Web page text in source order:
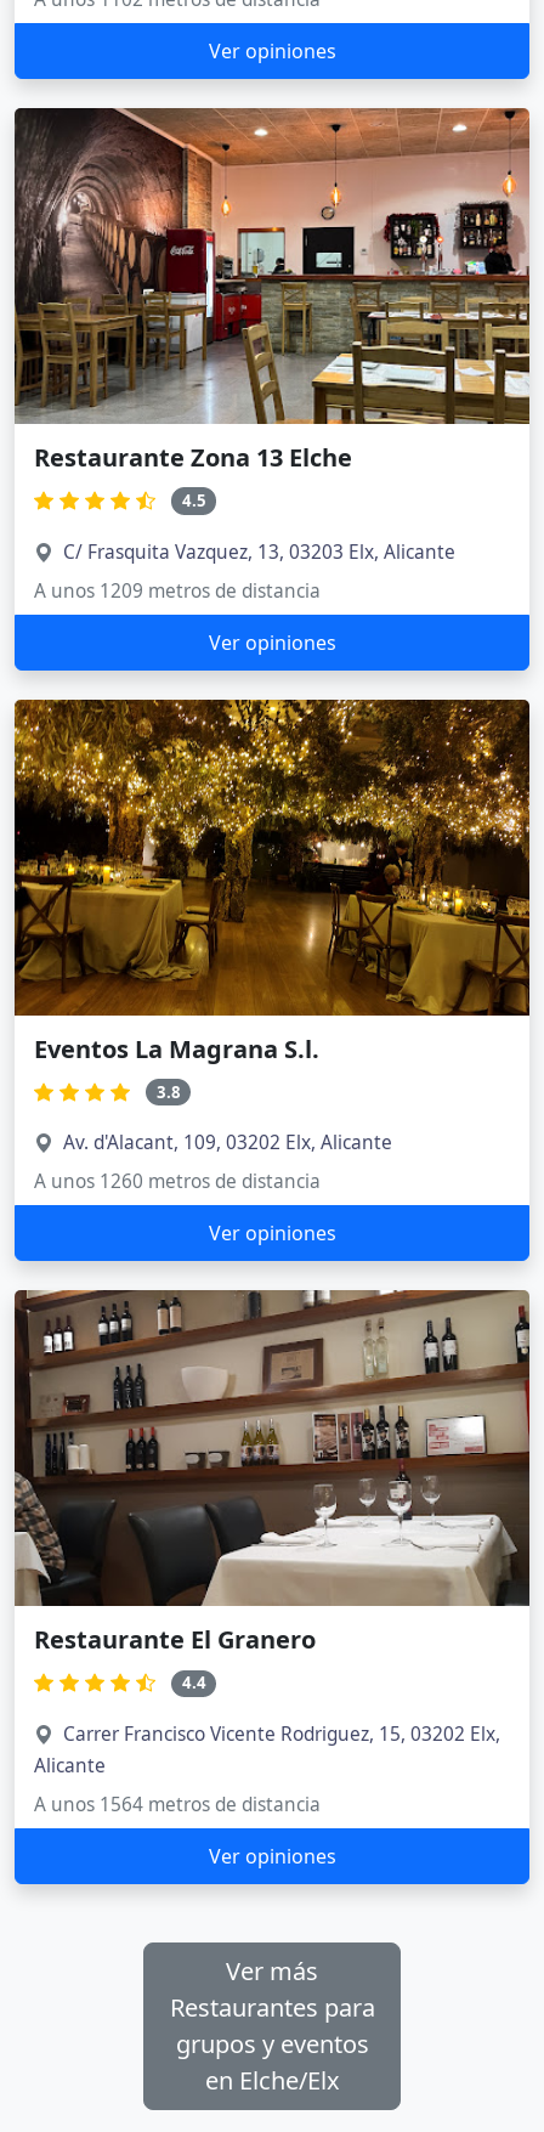
Ver opiniones
Restaurante Zona 13 Elche
4.5
C/ Frasquita Vazquez, 13, 03203 Elx, Alicante
A unos 1209 metros de distancia
Ver opiniones
Eventos La Magrana S.l.
3.8
Av. d'Alacant, 109, 03202 Elx, Alicante
A unos 1260 metros de distancia
Ver opiniones
Restaurante El Granero
4.4
Carrer Francisco Vicente Rodriguez, 15, 03202 Elx,
Alicante
A unos 1564 metros de distancia
Ver opiniones
Ver más
Restaurantes para
grupos y eventos
en Elche/Elx